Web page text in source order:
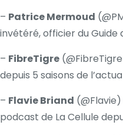
– Patrice Mermoud (
invétéré, officier du Guide
– FibreTigre (@FibreTigre
depuis 5 saisons de
– Flavie Briand (@Flavie)
podcast de La Cellule